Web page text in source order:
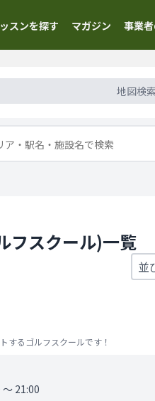
スンを探す マガジン 事業
地図検索
フスクール)一覧
するゴルフスクールです！
21:00